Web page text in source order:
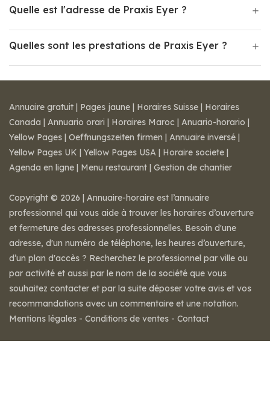
Quelle est l'adresse de Praxis Eyer ?
Quelles sont les prestations de Praxis Eyer ?
Annuaire gratuit | Pages jaune | Horaires Suisse | Horaires
Canada | Annuario orari | Horaires Maroc | Anuario-horario |
Yellow Pages | Oeffnungszeiten firmen | Annuaire inversé |
Yellow Pages UK | Yellow Pages USA | Horaire societe |
Agenda en ligne | Menu restaurant | Gestion de chantier
Copyright © 2026 | Annuaire-horaire est l’annuaire
professionnel qui vous aide à trouver les horaires d’ouverture
et fermeture des adresses professionnelles. Besoin d'une
adresse, d'un numéro de téléphone, les heures d’ouverture,
d’un plan d'accès ? Recherchez le professionnel par ville ou
par activité et aussi par le nom de la société que vous
souhaitez contacter et par la suite déposer votre avis et vos
recommandations avec un commentaire et une notation.
Mentions légales - Conditions de ventes - Contact